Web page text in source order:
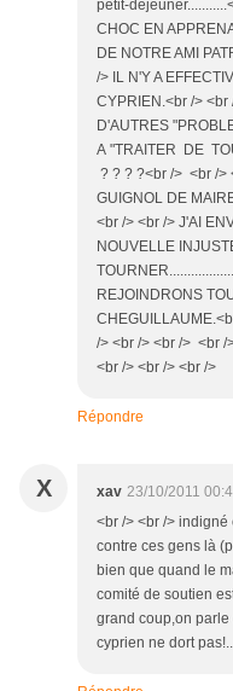
petit-
CHOC EN
DE NOTRE AMI
/> IL N'Y A
CYPRIEN.<br /> <br
D'AUTRES
A "TRAITER DE
? ? ? ?<br /> <br />
GUIGNOL DE
<br /> <br /> J'AI
NOUVELLE
REJOINDRONS
/> <br /> <br /> <br /
<br /> <br /> <br />
Répondre
X xav 23/10/2011
<br /> <br />
contre ces gens là
bien que quand le
comité de soutien
grand coup,on
cyprien ne dort